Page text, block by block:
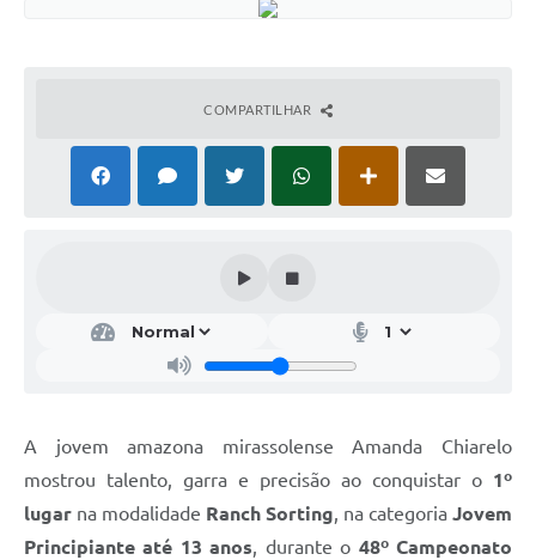
COMPARTILHAR
A jovem amazona mirassolense Amanda Chiarelo
mostrou talento, garra e precisão ao conquistar o 1º
lugar na modalidade Ranch Sorting, na categoria Jovem
Principiante até 13 anos, durante o 48º Campeonato